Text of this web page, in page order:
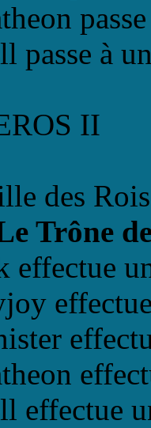
passe à
II
des
Trône
effectue
effectue